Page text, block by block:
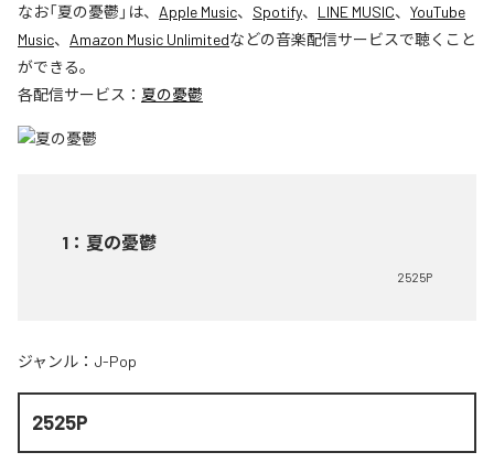
なお「夏の憂鬱 」は、 Apple Music、 Spotify、 LINE MUSIC、 YouTube
Music、 Amazon Music Unlimitedなどの音楽配信サービスで聴くこと
ができる。
各配信サービス： 夏の憂鬱
1 ： 夏の憂鬱
2525P
ジャンル： J-Pop
2525P